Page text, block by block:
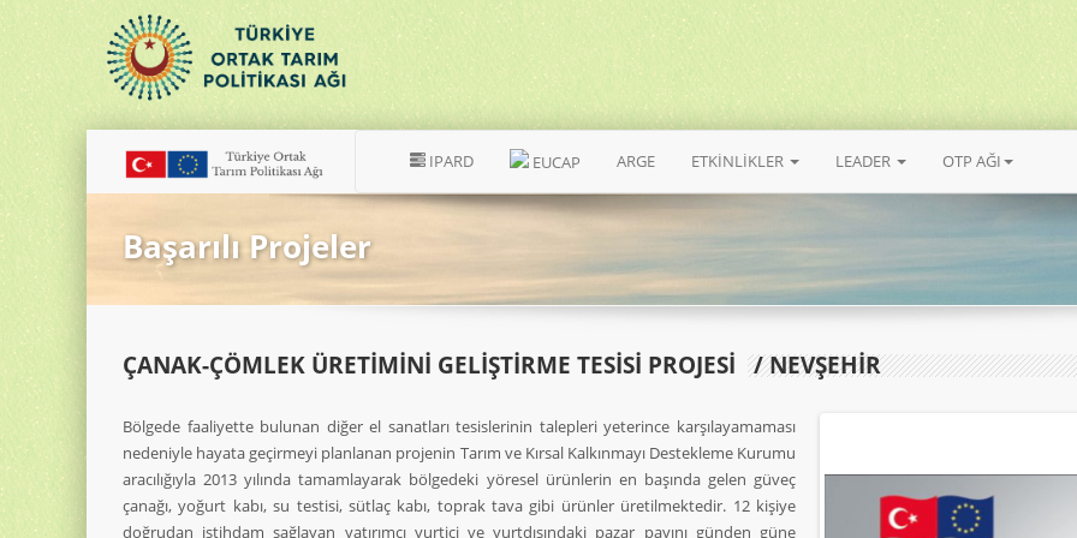
IPARD EUCAP ARGE ETKİNLİKLER LEADER OTP AĞI
Başarılı Projeler
ÇANAK-ÇÖMLEK ÜRETIMINI GELIŞTIRME TESISI PROJESI / NEVŞEHİR
Bölgede faaliyette bulunan diğer el sanatları tesislerinin talepleri yeterince karşılayamaması
nedeniyle hayata geçirmeyi planlanan projenin Tarım ve Kırsal Kalkınmayı Destekleme Kurumu
aracılığıyla 2013 yılında tamamlayarak bölgedeki yöresel ürünlerin en başında gelen güveç
çanağı, yoğurt kabı, su testisi, sütlaç kabı, toprak tava gibi ürünler üretilmektedir. 12 kişiye
doğrudan istihdam sağlayan yatırımcı yurtiçi ve yurtdışındaki pazar payını günden güne